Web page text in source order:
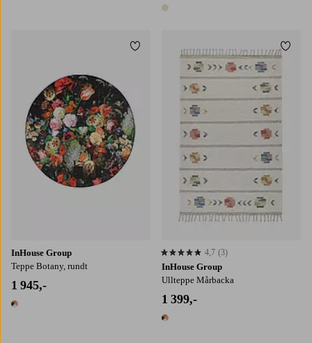
1 farge
InHouse Group
Teppe Botany, rundt
1 945,-
1 farge
Legg til favoritter
InHouse Group
Ullteppe Mårbacka
1 399,-
1 farge
4,7 basert på 3 karaktergivninger
4,7 (3)